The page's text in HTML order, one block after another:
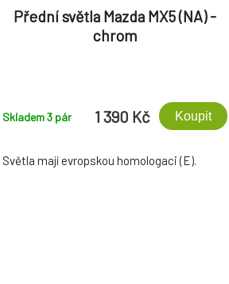
Přední světla Mazda MX5 (NA) -
chrom
Skladem 3 pár 1 390 Kč Koupit
Světla mají evropskou homologaci (E).